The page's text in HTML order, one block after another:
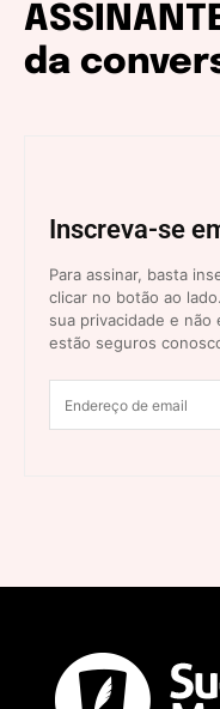
da
Inscreva-se
Para assinar, basta
clicar no botão ao
sua privacidade e não
estão seguros